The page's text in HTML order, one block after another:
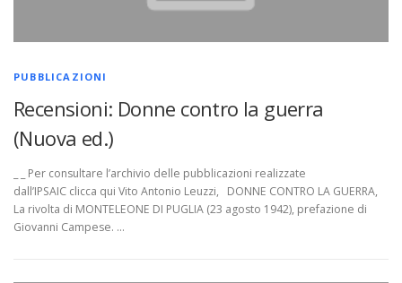
PUBBLICAZIONI
Recensioni: Donne contro la guerra
(Nuova ed.)
_ _ Per consultare l’archivio delle pubblicazioni realizzate
dall’IPSAIC clicca qui Vito Antonio Leuzzi, DONNE CONTRO LA GUERRA,
La rivolta di MONTELEONE DI PUGLIA (23 agosto 1942), prefazione di
Giovanni Campese. …